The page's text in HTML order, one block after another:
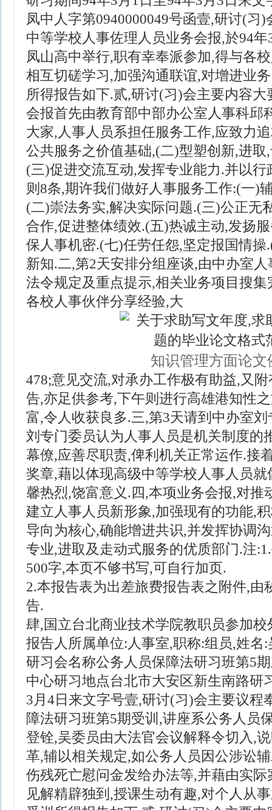
凤中人字第0940000049号函壹,研讨(习
中等学校人事佐理人员业务会报,於94
凤山高中举行,职有幸奉派参加,得与各
相互切磋学习,加强沟通联谊,对增进业
所得报告如下.贰,研讨(习)会主要内容
会报首先由教育部中部办公室人事科邱
大家,人事人员系担任服务工作,应致力
公共服务之价值基础,(二)型塑创新,进
(三)促进交流互动,发挥专业能力.并以
则8条,期许我们做好人事服务工作:(一)
(二)崇法务实,解决实际问题.(三)公正无
合作,促进整体绩效.(五)热诚主动,发扬
保人事机密.(七)任劳任怨,坚定报国情
新知.二,第2天安排分组座谈,由中办室
法令规定及重点提示,相关业务项目搜
各校人事伙伴分享经验,大
知识管理方面论文
478;意见交流,对承办工作极有助益,又
告,亦足供参考,下午则进行高雄港知性
富,令人收获良多.三,第3天请到中办室
刘专门委员认为人事人员是机关制度的
幕僚,应善尽职责,俾利机关正常运作.接
奖章,藉以体现高级中等学校人事人员
馨热烈,饶富意义.四,本项业务会报,对推
建立人事人员新形象,加强现有的功能,
导向为核心,确能增进共识,并发挥协调
专业,进取及走动式服务的优质部门.注
500字,本页不够书写,可自行加页.
2.本报告表为出差旅费报告表之附件,由
告.
肆,国立台北商业技术学院教职员参加
报告人所属单位:人事室,职称:组员,姓名:
研习会名称公务人员保障法研习班第5
中心研习地点台北市大安区新生南路研
3月4日来文字号壹,研讨(习)会主要议程
障法研习班第5期受训,讲座系公务人员
登铨,吴委员由大法官会议解释令切入,
革,辅以相关规定,如公务人员因公涉讼
伤残死亡慰问金发给办法等,并藉由实
见解精辟独到,授课生动有趣,对个人从